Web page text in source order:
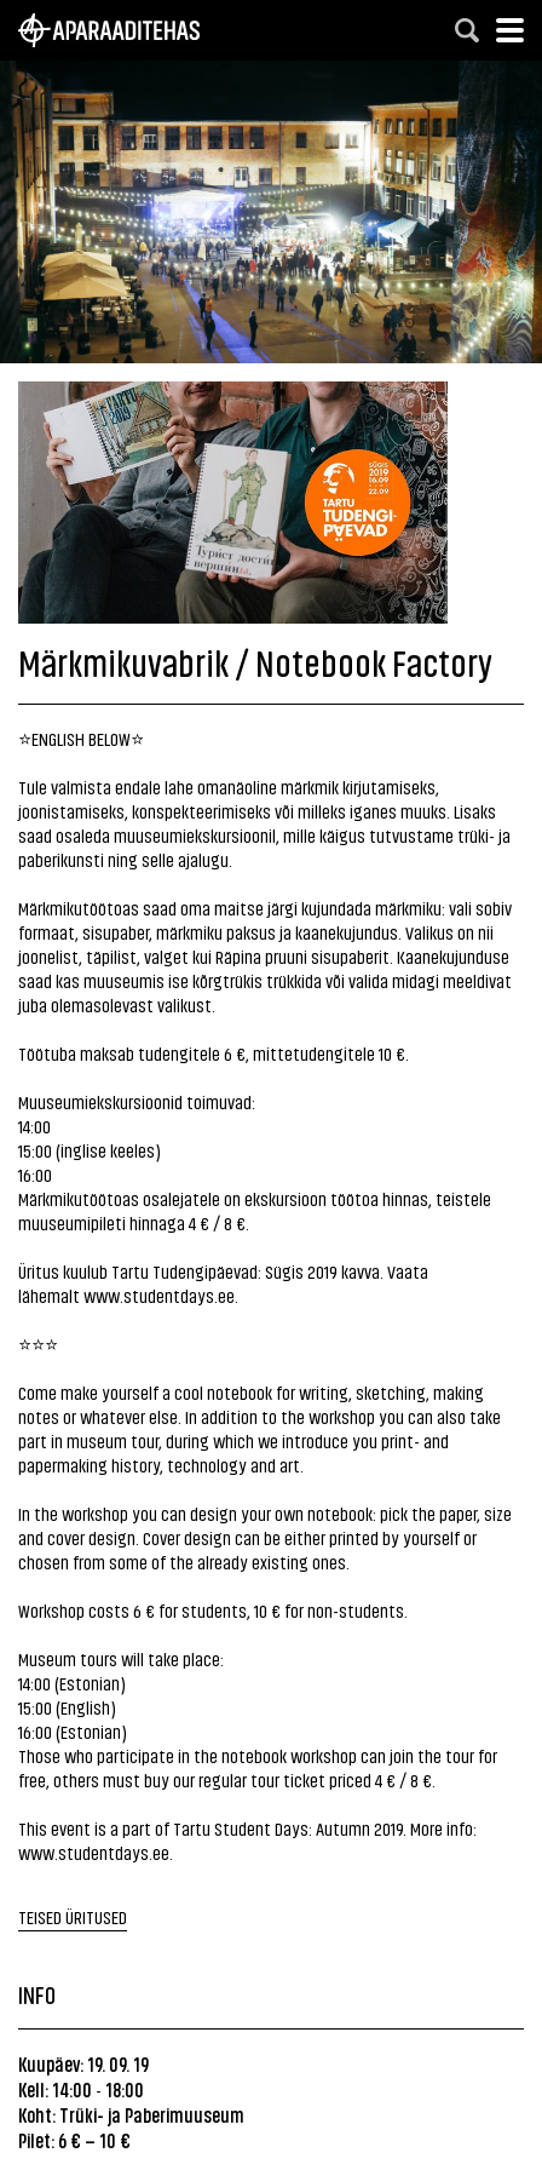
Märkmikuvabrik / Notebook Factory
⭐️ENGLISH BELOW⭐️
Tule valmista endale lahe omanäoline märkmik kirjutamiseks,
joonistamiseks, konspekteerimiseks või milleks iganes muuks. Lisaks
saad osaleda muuseumiekskursioonil, mille käigus tutvustame trüki- ja
paberikunsti ning selle ajalugu.
Märkmikutöötoas saad oma maitse järgi kujundada märkmiku: vali sobiv
formaat, sisupaber, märkmiku paksus ja kaanekujundus. Valikus on nii
joonelist, täpilist, valget kui Räpina pruuni sisupaberit. Kaanekujunduse
saad kas muuseumis ise kõrgtrükis trükkida või valida midagi meeldivat
juba olemasolevast valikust.
Töötuba maksab tudengitele 6 €, mittetudengitele 10 €.
Muuseumiekskursioonid toimuvad:
14:00
15:00 (inglise keeles)
16:00
Märkmikutöötoas osalejatele on ekskursioon töötoa hinnas, teistele
muuseumipileti hinnaga 4 € / 8 €.
Üritus kuulub Tartu Tudengipäevad: Sügis 2019 kavva. Vaata
lähemalt www.studentdays.ee.
⭐️⭐️⭐️
Come make yourself a cool notebook for writing, sketching, making
notes or whatever else. In addition to the workshop you can also take
part in museum tour, during which we introduce you print- and
papermaking history, technology and art.
In the workshop you can design your own notebook: pick the paper, size
and cover design. Cover design can be either printed by yourself or
chosen from some of the already existing ones.
Workshop costs 6 € for students, 10 € for non-students.
Museum tours will take place:
14:00 (Estonian)
15:00 (English)
16:00 (Estonian)
Those who participate in the notebook workshop can join the tour for
free, others must buy our regular tour ticket priced 4 € / 8 €.
This event is a part of Tartu Student Days: Autumn 2019. More info:
www.studentdays.ee.
TEISED ÜRITUSED
INFO
Kuupäev: 19. 09. 19
Kell: 14:00 - 18:00
Koht: Trüki- ja Paberimuuseum
Pilet: 6 € – 10 €